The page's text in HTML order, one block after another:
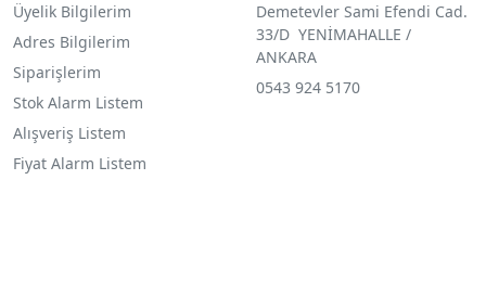
Üyelik Bilgilerim
Adres Bilgilerim
Siparişlerim
Stok Alarm Listem
Alışveriş Listem
Fiyat Alarm Listem
Demetevler Sami Efendi Cad.
33/D YENİMAHALLE /
ANKARA
0543 924 5170